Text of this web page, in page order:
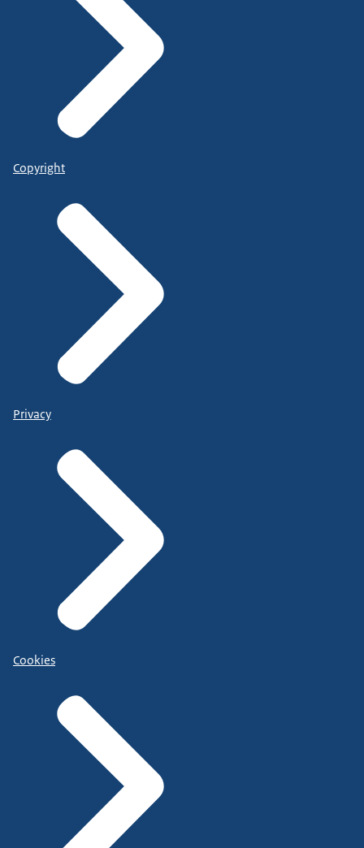
Copyright
Privacy
Cookies